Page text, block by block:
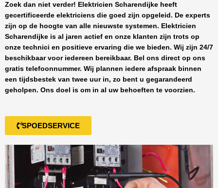
Zoek dan niet verder! Elektricien Scharendijke heeft
gecertificeerde elektriciens die goed zijn opgeleid. De experts
zijn op de hoogte van alle nieuwste systemen. Elektricien
Scharendijke is al jaren actief en onze klanten zijn trots op
onze technici en positieve ervaring die we bieden. Wij zijn 24/7
beschikbaar voor iedereen bereikbaar. Bel ons direct op ons
gratis telefoonnummer. Wij plannen iedere afspraak binnen
een tijdsbestek van twee uur in, zo bent u gegarandeerd
geholpen. Ons doel is om in al uw behoeften te voorzien.
SPOEDSERVICE